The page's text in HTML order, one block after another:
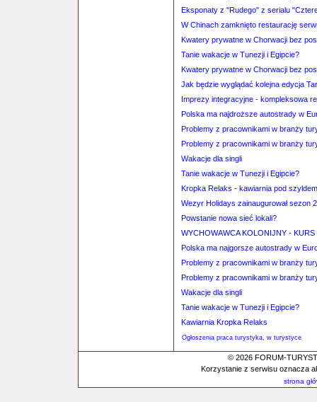
Eksponaty z "Rudego" z serialu
W Chinach zamknięto restaurację
Kwatery prywatne w Chorwacji bez
Tanie wakacje w Tunezji i Egipcie?
Kwatery prywatne w Chorwacji bez
Jak będzie wyglądać kolejna edycja
Imprezy integracyjne - kompleksowa
Polska ma najdroższe autostrady w
Problemy z pracownikami w branży
Problemy z pracownikami w branży
Wakacje dla singli
Tanie wakacje w Tunezji i Egipcie?
Kropka Relaks - kawiarnia pod
Wezyr Holidays zainaugurował sezon
Powstanie nowa sieć lokali?
WYCHOWAWCA KOLONIJNY - KURS
Polska ma najgorsze autostrady w
Problemy z pracownikami w branży
Problemy z pracownikami w branży
Wakacje dla singli
Tanie wakacje w Tunezji i Egipcie?
Kawiarnia Kropka Relaks
Ogłoszenia praca turystyka, w turystyce
© 2026 FORUM-
Korzystanie z serwisu oznacza
strona